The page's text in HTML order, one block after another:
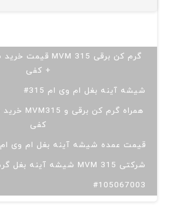
+ کفی
#شیشه آینه بغل ام وی ام 315
کفی
#قیمت عمده شیشه آینه بغل ام وی ام 315
#شیشه آینه بغل گرم کن دار MVM 315 شرکتی
#105067003